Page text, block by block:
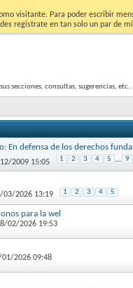
visitante. Para poder escribir
registrate en tan solo un par de
secciones, consultas, sugerencias, etc...
En defensa de los derechos
2009 15:05 1 2 3 4 5 ... 9
03/2026 13:19 1 2 3 4 5
para la wel
02/2026 19:53
01/2026 09:48